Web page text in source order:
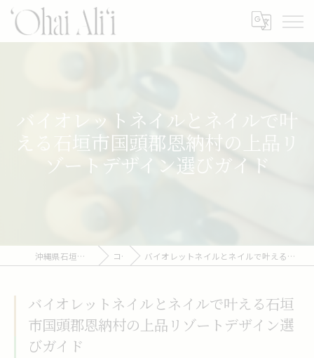
バイオレットネイルとネイルで叶
える石垣市国頭郡恩納村の上品リ
ゾートデザイン選びガイド
沖縄県石垣のネイルなら‘Ohai Ali‘i コラム バイオレットネイルとネイルで叶える石垣市国頭郡恩納村の上品リゾートデザイン選びガイド
バイオレットネイルとネイルで叶える石垣
市国頭郡恩納村の上品リゾートデザイン選
びガイド